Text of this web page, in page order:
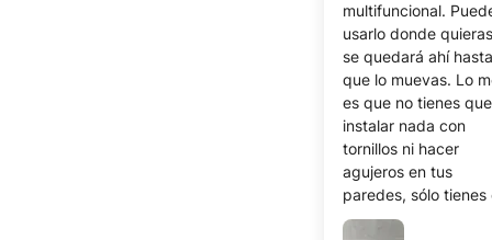
multifuncional.
usarlo donde
se quedará ahí hasta
que lo muevas. Lo
es que no tienes que
instalar nada con
tornillos ni hacer
agujeros en tus
paredes, sólo tienes
pulsar un botón y ya